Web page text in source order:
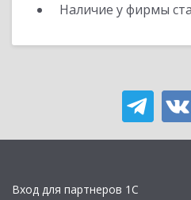
Наличие у фирмы
Вход для партнеров 1С